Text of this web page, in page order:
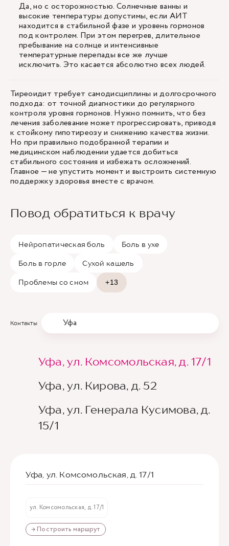
Да, но с осторожностью. Солнечные ванны и
высокие температуры допустимы, если АИТ
находится в стабильной фазе и уровень гормонов
под контролем. При этом перегрев, длительное
пребывание на солнце и интенсивные
температурные перепады все же лучше
исключить. Это касается абсолютно всех людей.
Тиреоидит требует самодисциплины и долгосрочного
подхода: от точной диагностики до регулярного
контроля уровня гормонов. Нужно помнить, что без
лечения заболевание может прогрессировать, приводя
к стойкому гипотиреозу и снижению качества жизни.
Но при правильно подобранной терапии и
медицинском наблюдении удается добиться
стабильного состояния и избежать осложнений.
Главное — не упустить момент и выстроить системную
поддержку здоровья вместе с врачом.
Повод обратиться к врачу
Нейропатическая боль Боль в ухе
Боль в горле Сухой кашель
Проблемы со сном +13
Контакты Уфа
Уфа, ул. Комсомольская, д. 17/1
Уфа, ул. Кирова, д. 52
Уфа, ул. Генерала Кусимова, д.
15/1
Уфа, ул. Комсомольская, д. 17/1
ул. Комсомольская, д. 17/1
→ Построить маршрут